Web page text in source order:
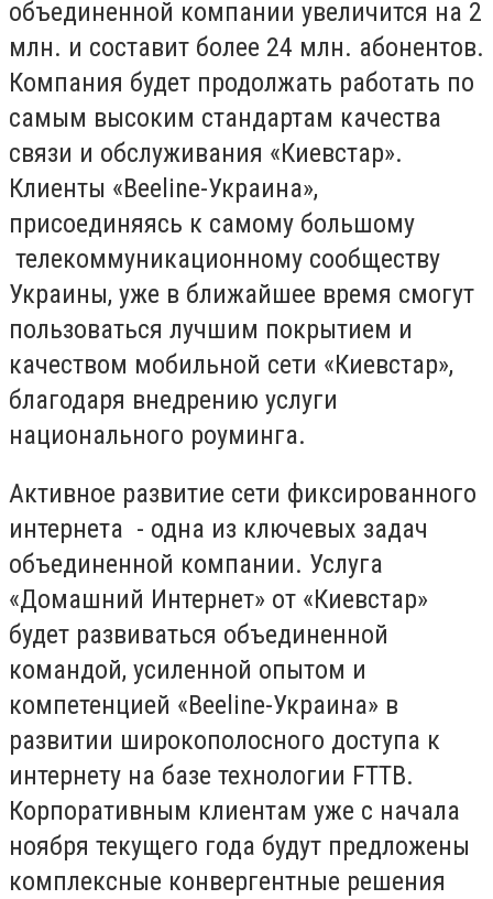
объединенной компании увеличится на 2
млн. и составит более 24 млн. абонентов.
Компания будет продолжать работать по
самым высоким стандартам качества
связи и обслуживания «Киевстар».
Клиенты «Beeline-Украина»,
присоединяясь к самому большому
телекоммуникационному сообществу
Украины, уже в ближайшее время смогут
пользоваться лучшим покрытием и
качеством мобильной сети «Киевстар»,
благодаря внедрению услуги
национального роуминга.
Активное развитие сети фиксированного
интернета - одна из ключевых задач
объединенной компании. Услуга
«Домашний Интернет» от «Киевстар»
будет развиваться объединенной
командой, усиленной опытом и
компетенцией «Beeline-Украина» в
развитии широкополосного доступа к
интернету на базе технологии FTTB.
Корпоративным клиентам уже с начала
ноября текущего года будут предложены
комплексные конвергентные решения